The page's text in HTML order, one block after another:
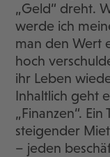
„Geld“ dreht.
werde ich
man den Wert
hoch
ihr Leben
Inhaltlich geht
„Finanzen“.
steigender
– jeden